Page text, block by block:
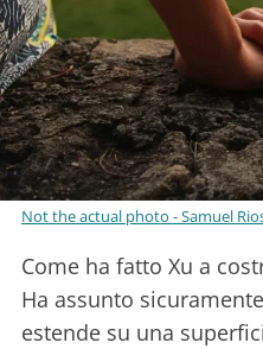
Not the actual photo - Samuel
Come ha fatto Xu a
Ha assunto
estende su una